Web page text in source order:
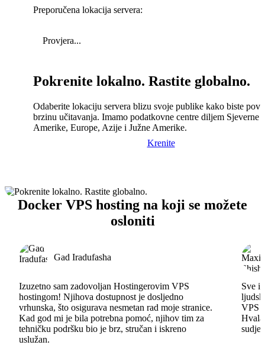
Preporučena lokacija servera:
Provjera...
Pokrenite lokalno. Rastite globalno.
Odaberite lokaciju servera blizu svoje publike kako biste
brzinu učitavanja. Imamo podatkovne centre diljem Sjeverne
Amerike, Europe, Azije i Južne Amerike.
Krenite
Docker VPS hosting na koji se možete
osloniti
Gad Iradufasha
Izuzetno sam zadovoljan Hostingerovim VPS
hostingom! Njihova dostupnost je dosljedno
vrhunska, što osigurava nesmetan rad moje stranice.
Kad god mi je bila potrebna pomoć, njihov tim za
tehničku podršku bio je brz, stručan i iskreno
uslužan.
Sve
VPS